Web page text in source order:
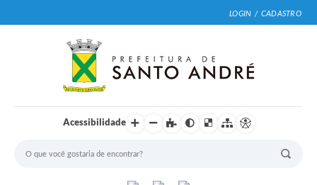
LOGIN / CADASTRO
Acessibilidade